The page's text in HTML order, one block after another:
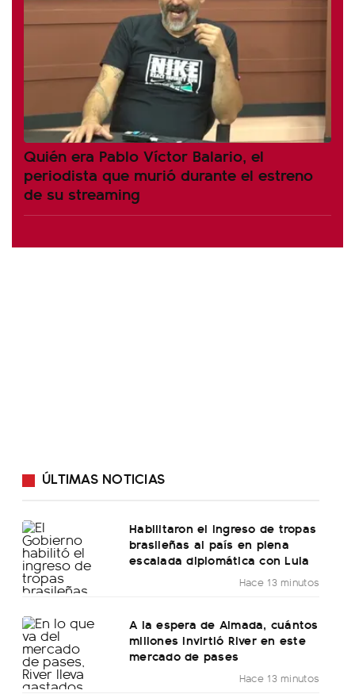
Quién era Pablo Víctor Balario, el
periodista que murió durante el estreno
de su streaming
ÚLTIMAS NOTICIAS
Habilitaron el ingreso de tropas
brasileñas al país en plena
escalada diplomática con Lula
Hace 13 minutos
A la espera de Almada, cuántos
millones invirtió River en este
mercado de pases
Hace 13 minutos